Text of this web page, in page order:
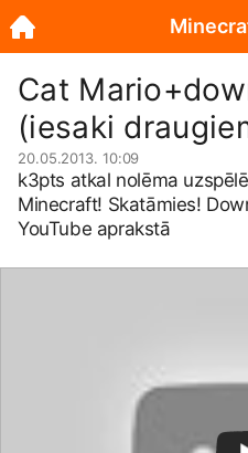
Cat
(iesaki
20.05.2013. 10:09
k3pts atkal nolēma
Minecraft! Skatāmies!
YouTube aprakstā